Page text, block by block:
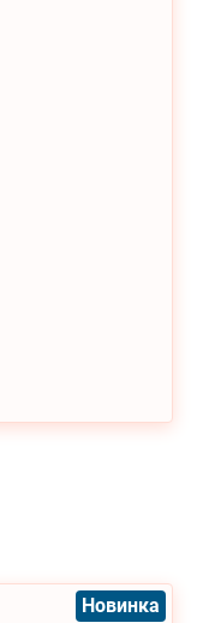
Новинка